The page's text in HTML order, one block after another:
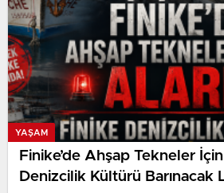
YAŞAM
Finike’de Ahşap Tekneler
Denizcilik Kültürü Barınacak